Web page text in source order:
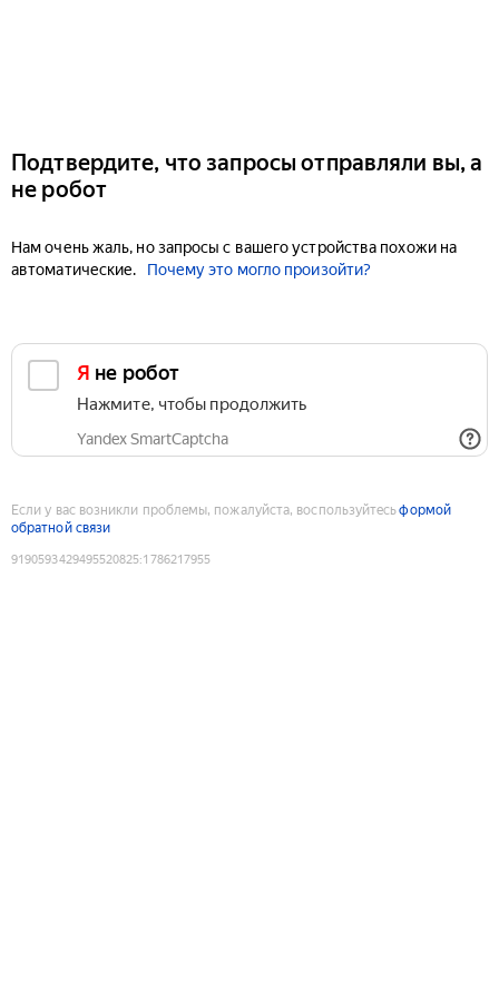
Подтвердите, что запросы отправляли вы, а
не робот
Нам очень жаль, но запросы с вашего устройства похожи на
автоматические.
Почему это могло произойти?
Я не робот
Нажмите, чтобы продолжить
Yandex SmartCaptcha
Если у вас возникли проблемы, пожалуйста, воспользуйтесьформой
обратной связи
9190593429495520825:1786217955